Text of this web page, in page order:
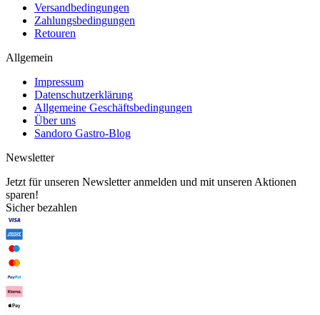
Versandbedingungen
Zahlungsbedingungen
Retouren
Allgemein
Impressum
Datenschutzerklärung
Allgemeine Geschäftsbedingungen
Über uns
Sandoro Gastro-Blog
Newsletter
Jetzt für unseren Newsletter anmelden und mit unseren Aktionen
sparen!
Sicher bezahlen